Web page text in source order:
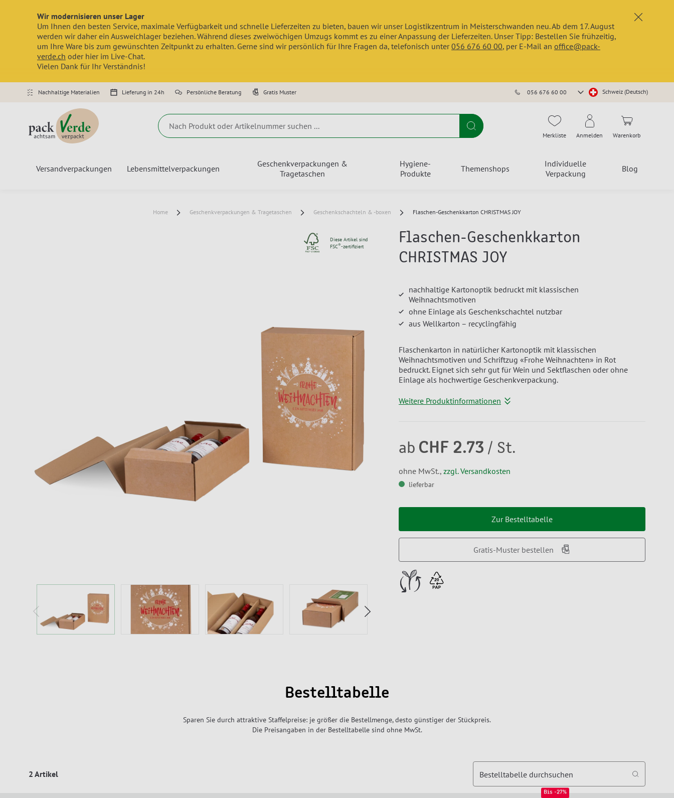
x
Wir modernisieren unser Lager
Um Ihnen den besten Service, maximale Verfügbarkeit und schnelle Lieferzeiten zu bieten, bauen wir unser Logistikzentrum in Meisterschwanden neu. Ab dem 17. August
werden wir daher ein Ausweichlager beziehen. Während dieses zweiwöchigen Umzugs kommt es zu einer Anpassung der Lieferzeiten. Unser Tipp: Bestellen Sie frühzeitig,
um Ihre Ware bis zum gewünschten Zeitpunkt zu erhalten. Gerne sind wir persönlich für Ihre Fragen da, telefonisch unter056 676 60 00, per E-Mail an office@pack-
verde.ch oder hier im Live-Chat.
Vielen Dank für Ihr Verständnis!
Nachhaltige Materialien Lieferung in 24h Persönliche Beratung Gratis Muster 056 676 60 00
Store
Schweiz (Deutsch)
Suche Merkliste Anmelden Warenkorb
Versandverpackungen Lebensmittelverpackungen
Geschenkverpackungen &
Tragetaschen
Hygiene-
Produkte
Themenshops
Individuelle
Verpackung
Blog
Home Geschenkverpackungen & Tragetaschen Geschenkschachteln & -boxen Flaschen-Geschenkkarton CHRISTMAS JOY
Diese Artikel sind
FSC®-zertifiziert
Flaschen-Geschenkkarton
CHRISTMAS JOY
nachhaltige Kartonoptik bedruckt mit klassischen
Weihnachtsmotiven
ohne Einlage als Geschenkschachtel nutzbar
aus Wellkarton – recyclingfähig
Flaschenkarton in natürlicher Kartonoptik mit klassischen
Weihnachtsmotiven und Schriftzug «Frohe Weihnachten» in Rot
bedruckt. Eignet sich sehr gut für Wein und Sektflaschen oder ohne
Einlage als hochwertige Geschenkverpackung.
Weitere Produktinformationen
ab CHF 2.73 / St.
ohne MwSt., zzgl. Versandkosten
lieferbar
Zur Bestelltabelle
Gratis-Muster bestellen
Bestelltabelle
Sparen Sie durch attraktive Staffelpreise: je größer die Bestellmenge, desto günstiger der Stückpreis.
Die Preisangaben in der Bestelltabelle sind ohne MwSt.
2 Artikel Bestelltabelle durchsuchen
Bis -27%